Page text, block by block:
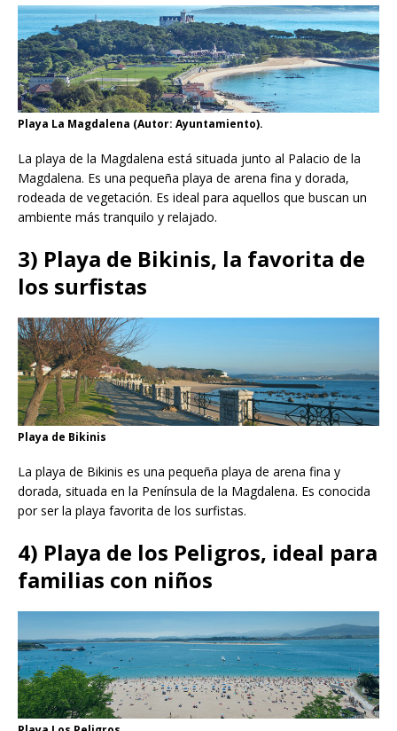
Playa La Magdalena (Autor: Ayuntamiento).
La playa de la Magdalena está situada junto al Palacio de la
Magdalena. Es una pequeña playa de arena fina y dorada,
rodeada de vegetación. Es ideal para aquellos que buscan un
ambiente más tranquilo y relajado.
3) Playa de Bikinis, la favorita de
los surfistas
Playa de Bikinis
La playa de Bikinis es una pequeña playa de arena fina y
dorada, situada en la Península de la Magdalena. Es conocida
por ser la playa favorita de los surfistas.
4) Playa de los Peligros, ideal para
familias con niños